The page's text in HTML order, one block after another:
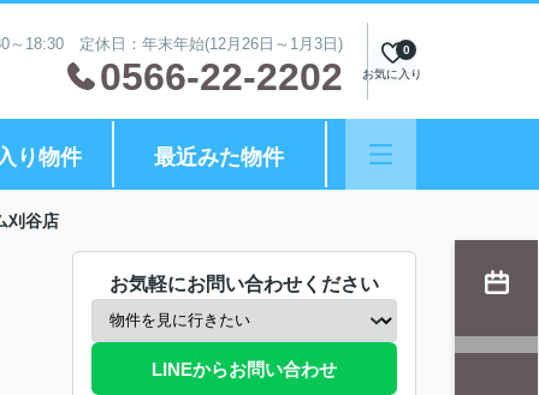
～18:30 定休日：年末年始(12月26日～1月3日)
0566-22-2202 お気に入り
0
り物件 最近みた物件
刈谷店
お気軽にお問い合わせください
LINEからお問い合わせ